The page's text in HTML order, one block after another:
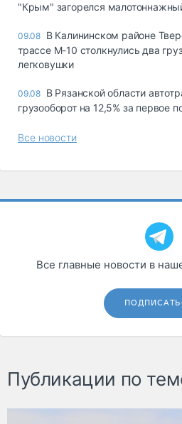
"Крым" загорелся
09.08 В Калининском районе
трассе М-10 столкнулись два
легковушки
09.08 В Рязанской области
грузооборот на 12,5% за первое
Все новости
Все главные новости в
Публикации по